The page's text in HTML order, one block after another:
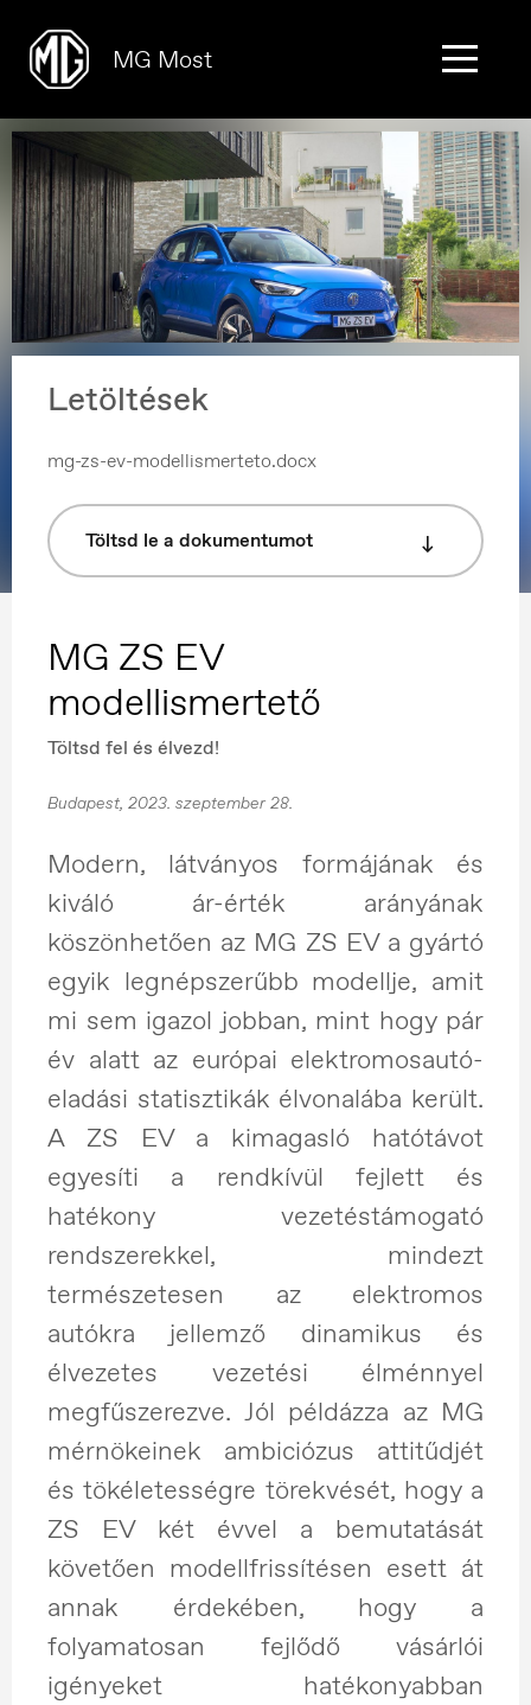
MG Most
Letöltések
mg-zs-ev-modellismerteto.docx
Töltsd le a dokumentumot
MG ZS EV
modellismertető
Töltsd fel és élvezd!
Budapest, 2023. szeptember 28.
Modern, látványos formájának és
kiváló ár-érték arányának
köszönhetően az MG ZS EV a gyártó
egyik legnépszerűbb modellje, amit
mi sem igazol jobban, mint hogy pár
év alatt az európai elektromosautó-
eladási statisztikák élvonalába került.
A ZS EV a kimagasló hatótávot
egyesíti a rendkívül fejlett és
hatékony vezetéstámogató
rendszerekkel, mindezt
természetesen az elektromos
autókra jellemző dinamikus és
élvezetes vezetési élménnyel
megfűszerezve. Jól példázza az MG
mérnökeinek ambiciózus attitűdjét
és tökéletességre törekvését, hogy a
ZS EV két évvel a bemutatását
követően modellfrissítésen esett át
annak érdekében, hogy a
folyamatosan fejlődő vásárlói
igényeket hatékonyabban